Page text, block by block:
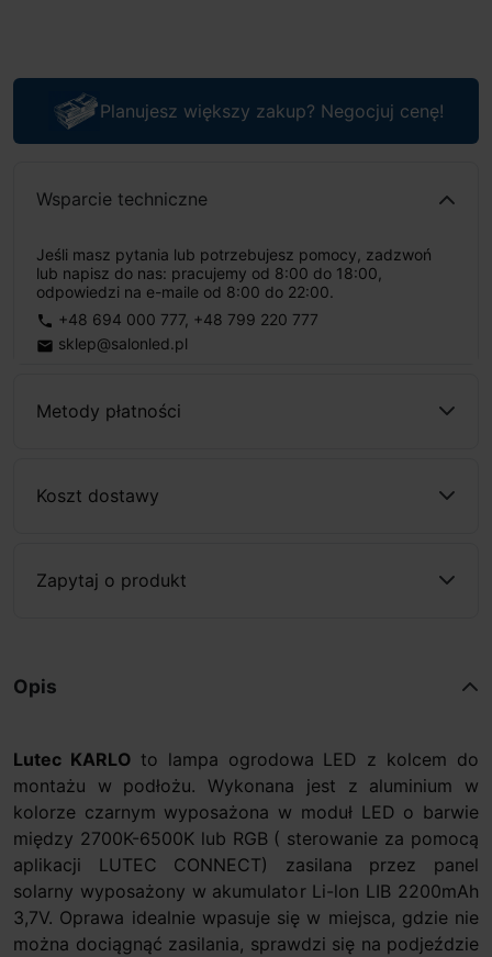
Planujesz większy zakup? Negocjuj cenę!
Wsparcie techniczne
Jeśli masz pytania lub potrzebujesz pomocy, zadzwoń
lub napisz do nas: pracujemy od 8:00 do 18:00,
odpowiedzi na e-maile od 8:00 do 22:00.
phone +48 694 000 777, +48 799 220 777
email sklep@salonled.pl
Metody płatności
Koszt dostawy
Zapytaj o produkt
Opis
Lutec KARLO to lampa ogrodowa LED z kolcem do
montażu w podłożu. Wykonana jest z aluminium w
kolorze czarnym wyposażona w moduł LED o barwie
między 2700K-6500K lub RGB ( sterowanie za pomocą
aplikacji LUTEC CONNECT) zasilana przez panel
solarny wyposażony w akumulator Li-lon LIB 2200mAh
3,7V. Oprawa idealnie wpasuje się w miejsca, gdzie nie
można dociągnąć zasilania, sprawdzi się na podjeździe